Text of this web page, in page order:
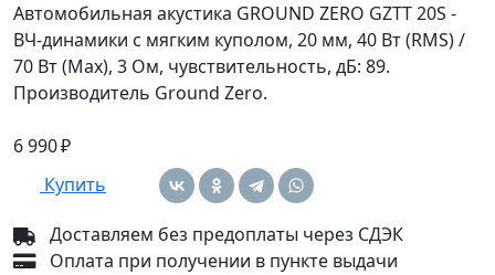
Автомобильная акустика GROUND ZERO GZTT 20S -
ВЧ-динамики с мягким куполом, 20 мм, 40 Вт (RMS) /
70 Вт (Max), 3 Ом, чувствительность, дБ: 89.
Производитель Ground Zero.
6 990 ₽
Купить
Доставляем без предоплаты через СДЭК
Оплата при получении в пункте выдачи